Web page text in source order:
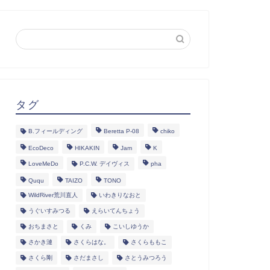
タグ
B.フィールディング Beretta P-08 chiko
EcoDeco HIKAKIN Jam K
LoveMeDo P.C.W. デイヴィス pha
Ququ TAIZO TONO
WildRiver荒川直人 いわきりなおと
うぐいすみつる えらいてんちょう
おちまさと くみ こいしゆうか
さかき漣 さくらはな。 さくらももこ
さくら剛 さだまさし さとうみつろう